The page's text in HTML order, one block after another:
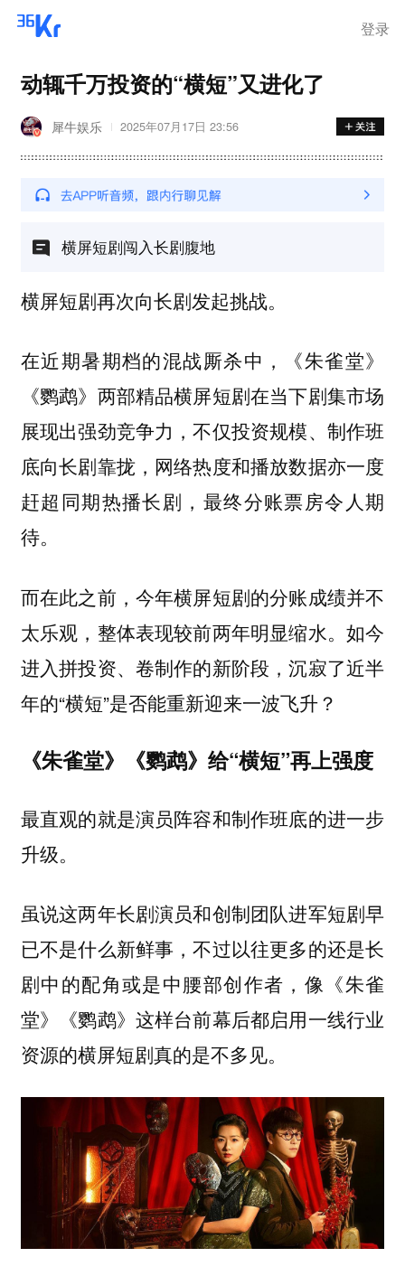
登录
动辄千万投资的“横短”又进化了
犀牛娱乐 2025年07月17日 23:56
横屏短剧闯入长剧腹地
横屏短剧再次向长剧发起挑战。
在近期暑期档的混战厮杀中，《朱雀堂》
《鹦鹉》两部精品横屏短剧在当下剧集市场
展现出强劲竞争力，不仅投资规模、制作班
底向长剧靠拢，网络热度和播放数据亦一度
赶超同期热播长剧，最终分账票房令人期
待。
而在此之前，今年横屏短剧的分账成绩并不
太乐观，整体表现较前两年明显缩水。如今
进入拼投资、卷制作的新阶段，沉寂了近半
年的“横短”是否能重新迎来一波飞升？
《朱雀堂》《鹦鹉》给“横短”再上强度
最直观的就是演员阵容和制作班底的进一步
升级。
虽说这两年长剧演员和创制团队进军短剧早
已不是什么新鲜事，不过以往更多的还是长
剧中的配角或是中腰部创作者，像《朱雀
堂》《鹦鹉》这样台前幕后都启用一线行业
资源的横屏短剧真的是不多见。